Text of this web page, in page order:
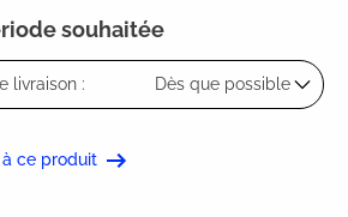
souhaitée
livraison : Dès que possible
ce produit